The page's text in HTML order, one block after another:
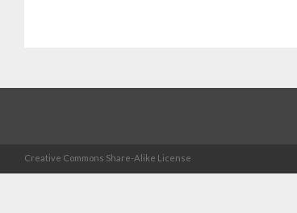
Creative Commons Share-Alike License